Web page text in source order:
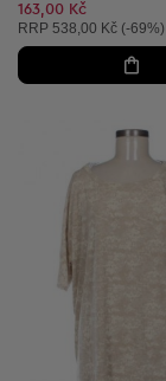
163,00 Kč
Doporučená cena:
RRP 538,00 Kč (-69%)